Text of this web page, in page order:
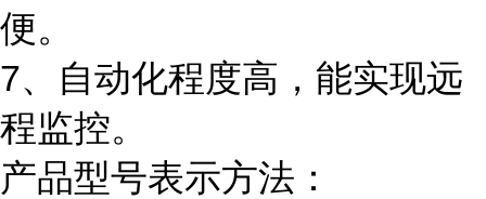
便。
7、自动化程度高，能实现远
程监控。
产品型号表示方法：